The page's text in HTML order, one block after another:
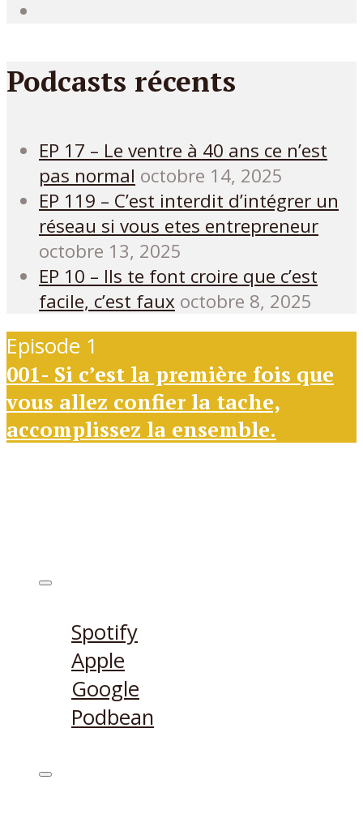
Podcasts récents
EP 17 – Le ventre à 40 ans ce n’est
pas normal octobre 14, 2025
EP 119 – C’est interdit d’intégrer un
réseau si vous etes entrepreneur
octobre 13, 2025
EP 10 – Ils te font croire que c’est
facile, c’est faux octobre 8, 2025
Episode 1
001- Si c’est la première fois que
vous allez confier la tache,
accomplissez la ensemble.
Spotify
Apple
Google
Podbean